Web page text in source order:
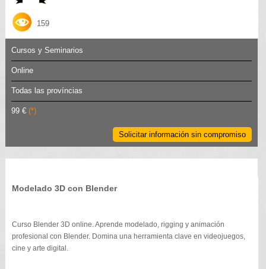
159
Cursos y Seminarios
Online
Todas las províncias
99 € (*)
Solicitar información sin compromiso
Modelado 3D con Blender
Curso Blender 3D online. Aprende modelado, rigging y animación
profesional con Blender. Domina una herramienta clave en videojuegos,
cine y arte digital.